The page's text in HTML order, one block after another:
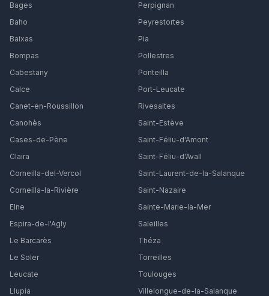
Bages
Baho
Baixas
Bompas
Cabestany
Calce
Canet-en-Roussillon
Canohès
Cases-de-Pène
Claira
Corneilla-del-Vercol
Corneilla-la-Rivière
Elne
Espira-de-l'Agly
Le Barcarès
Le Soler
Leucate
Llupia
Perpignan
Peyrestortes
Pia
Pollestres
Ponteilla
Port-Leucate
Rivesaltes
Saint-Estève
Saint-Féliu-d'Amont
Saint-Féliu-d'Avall
Saint-Laurent-de-la-Salanque
Saint-Nazaire
Sainte-Marie-la-Mer
Saleilles
Théza
Torreilles
Toulouges
Villelongue-de-la-Salanque